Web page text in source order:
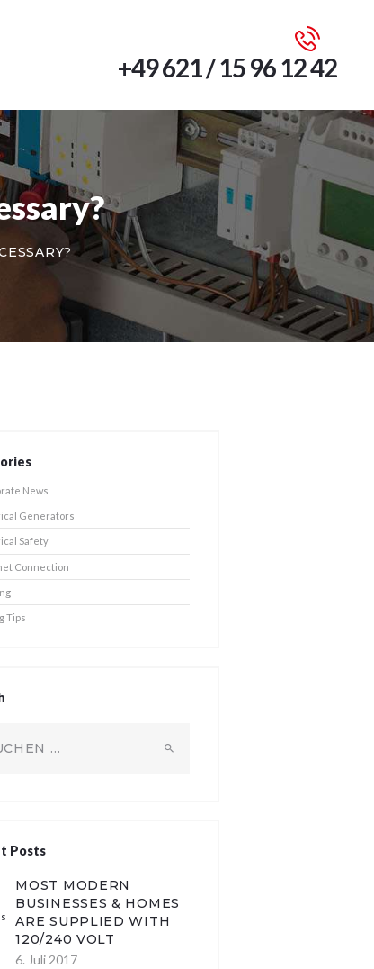
+49 621 / 15 96 12 42
News
Generators
Safety
Connection
Tips
Posts
MOST MODERN
BUSINESSES & HOMES
ARE SUPPLIED WITH
120/240 VOLT
6. Juli 2017